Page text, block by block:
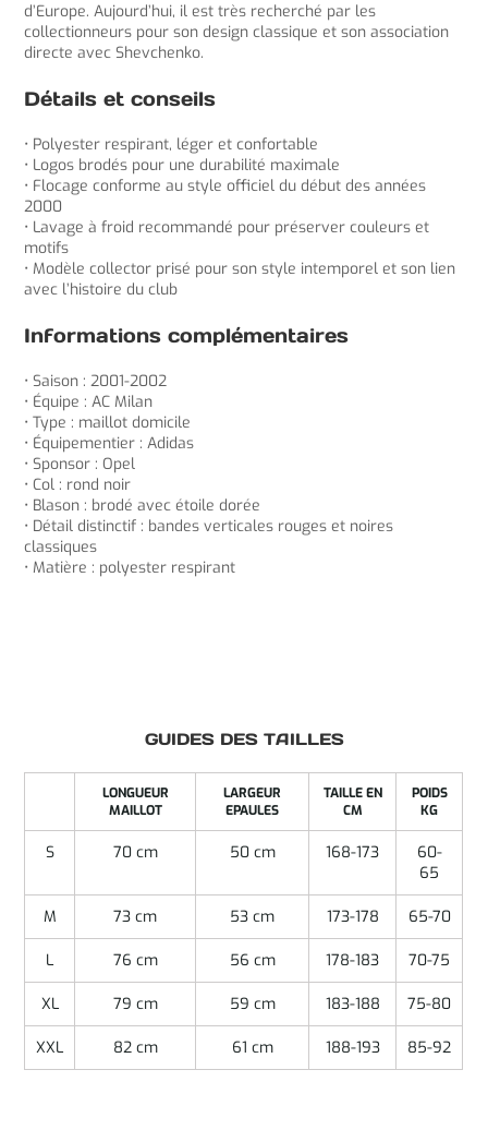
d’Europe. Aujourd’hui, il est très recherché par les
collectionneurs pour son design classique et son association
directe avec Shevchenko.
Détails et conseils
• Polyester respirant, léger et confortable
• Logos brodés pour une durabilité maximale
• Flocage conforme au style officiel du début des années
2000
• Lavage à froid recommandé pour préserver couleurs et
motifs
• Modèle collector prisé pour son style intemporel et son lien
avec l’histoire du club
Informations complémentaires
• Saison : 2001-2002
• Équipe : AC Milan
• Type : maillot domicile
• Équipementier : Adidas
• Sponsor : Opel
• Col : rond noir
• Blason : brodé avec étoile dorée
• Détail distinctif : bandes verticales rouges et noires
classiques
• Matière : polyester respirant
GUIDES DES TAILLES
LONGUEUR
MAILLOT
LARGEUR
EPAULES
TAILLE EN
CM
POIDS
KG
S 70 cm 50 cm 168-173
60-
65
M 73 cm 53 cm 173-178 65-70
L 76 cm 56 cm 178-183 70-75
XL 79 cm 59 cm 183-188 75-80
XXL 82 cm 61 cm 188-193 85-92